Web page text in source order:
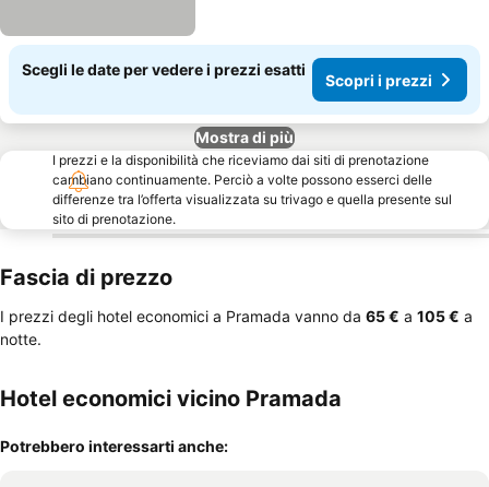
Scegli le date per vedere i prezzi esatti
Scopri i prezzi
Mostra di più
I prezzi e la disponibilità che riceviamo dai siti di prenotazione
cambiano continuamente. Perciò a volte possono esserci delle
differenze tra l’offerta visualizzata su trivago e quella presente sul
sito di prenotazione.
Fascia di prezzo
I prezzi degli hotel economici a Pramada vanno da ‎65 € a ‎105 € a
notte.
Hotel economici vicino Pramada
Potrebbero interessarti anche: